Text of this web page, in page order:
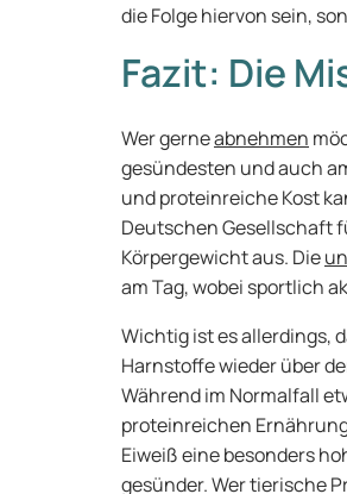
die Folge hiervon sein,
Fazit: Die
Wer gerneabnehmen
gesündesten und auch
und proteinreiche Kost
Deutschen Gesellschaft
Körpergewicht aus. Die
am Tag, wobei sportlich
Wichtig ist es allerdings,
Harnstoffe wieder über
Während im Normalfall
proteinreichen
Eiweiß eine besonders
gesünder. Wer tierische